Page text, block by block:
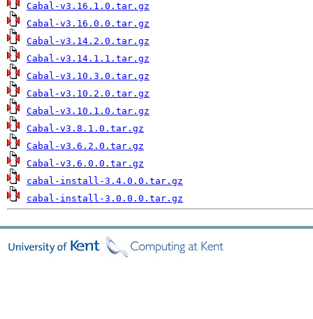
Cabal-v3.16.1.0.tar.gz
Cabal-v3.16.0.0.tar.gz
Cabal-v3.14.2.0.tar.gz
Cabal-v3.14.1.1.tar.gz
Cabal-v3.10.3.0.tar.gz
Cabal-v3.10.2.0.tar.gz
Cabal-v3.10.1.0.tar.gz
Cabal-v3.8.1.0.tar.gz
Cabal-v3.6.2.0.tar.gz
Cabal-v3.6.0.0.tar.gz
cabal-install-3.4.0.0.tar.gz
cabal-install-3.0.0.0.tar.gz